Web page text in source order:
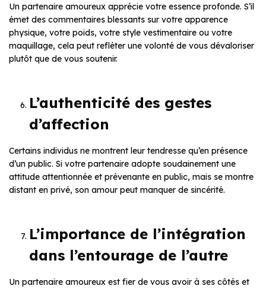
Un partenaire amoureux apprécie votre essence profonde. S’il
émet des commentaires blessants sur votre apparence
physique, votre poids, votre style vestimentaire ou votre
maquillage, cela peut refléter une volonté de vous dévaloriser
plutôt que de vous soutenir.
L’authenticité des gestes
d’affection
Certains individus ne montrent leur tendresse qu’en présence
d’un public. Si votre partenaire adopte soudainement une
attitude attentionnée et prévenante en public, mais se montre
distant en privé, son amour peut manquer de sincérité.
L’importance de l’intégration
dans l’entourage de l’autre
Un partenaire amoureux est fier de vous avoir à ses côtés et